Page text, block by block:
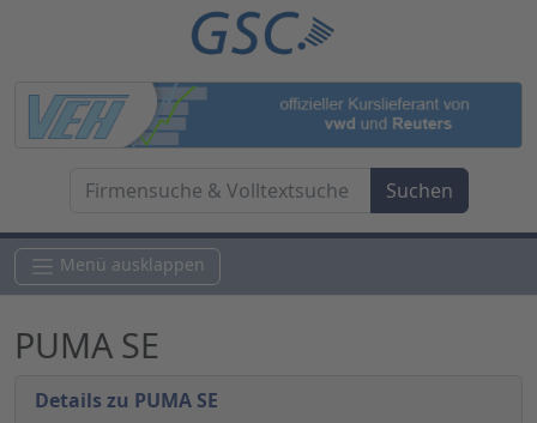
Menü ausklappen
PUMA SE
Details zu PUMA SE